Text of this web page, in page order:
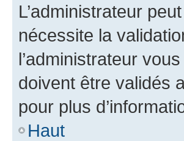
L’administrateur
nécessite la
l’administrateur
doivent être validés
pour plus
Haut